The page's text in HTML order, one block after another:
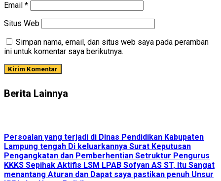
Email *
Situs Web
Simpan nama, email, dan situs web saya pada peramban
ini untuk komentar saya berikutnya.
Berita Lainnya
Persoalan yang terjadi di Dinas Pendidikan Kabupaten
Lampung tengah Di keluarkannya Surat Keputusan
Pengangkatan dan Pemberhentian Setruktur Pengurus
KKKS Sepihak Aktifis LSM LPAB Sofyan AS ST, Itu Sangat
menantang Aturan dan Dapat saya pastikan penuh Unsur